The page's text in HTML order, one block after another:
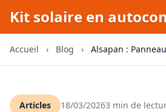
Kit solaire en
Accueil › Blog › Alsapan :
Articles 18/03/20263 min de